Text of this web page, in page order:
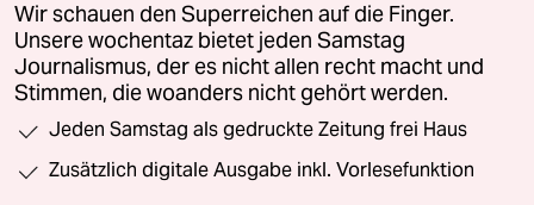
Wir schauen den Superreichen auf die Finger.
Unsere wochentaz bietet jeden Samstag
Journalismus, der es nicht allen recht macht und
Stimmen, die woanders nicht gehört werden.
Jeden Samstag als gedruckte Zeitung frei Haus
Zusätzlich digitale Ausgabe inkl. Vorlesefunktion